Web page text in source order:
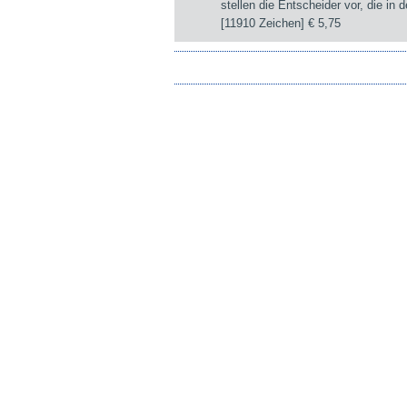
stellen die Entscheider vor, die in
[11910 Zeichen]€ 5,75